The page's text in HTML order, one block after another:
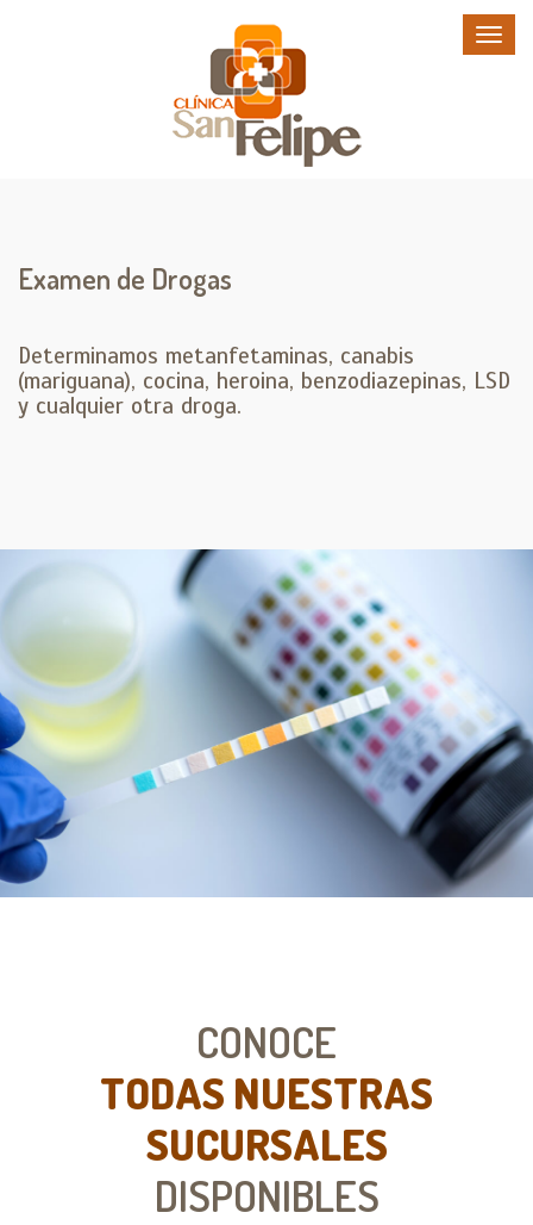
Examen de Drogas
Determinamos metanfetaminas, canabis
(mariguana), cocina, heroina, benzodiazepinas, LSD
y cualquier otra droga.
CONOCE
TODAS NUESTRAS
SUCURSALES
DISPONIBLES